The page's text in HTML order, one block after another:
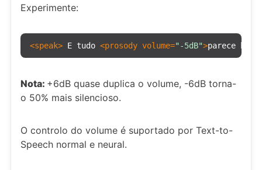
Experimente:
<speak> E tudo <prosody volume="-5dB">parece bem
Nota: +6dB quase duplica o volume, -6dB torna-
o 50% mais silencioso.
O controlo do volume é suportado por Text-to-
Speech normal e neural.